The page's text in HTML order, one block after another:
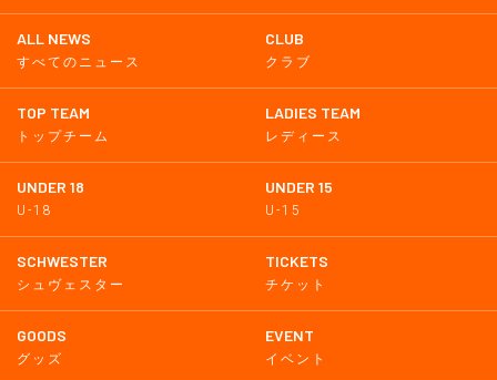
ALL NEWS
すべてのニュース
CLUB
クラブ
TOP TEAM
トップチーム
LADIES TEAM
レディース
UNDER 18
U-18
UNDER 15
U-15
SCHWESTER
シュヴェスター
TICKETS
チケット
GOODS
グッズ
EVENT
イベント